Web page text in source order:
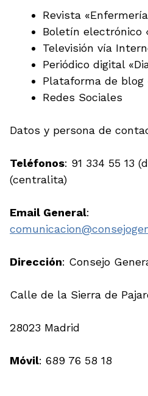
Revista
Boletín electrónico
Televisión vía
Periódico digital
Plataforma de blog
Redes Sociales
Datos y persona de
Teléfonos: 91 334 55 13
(centralita)
Email General:
Dirección: Consejo
Calle de la Sierra de
28023 Madrid
Móvil: 689 76 58 18